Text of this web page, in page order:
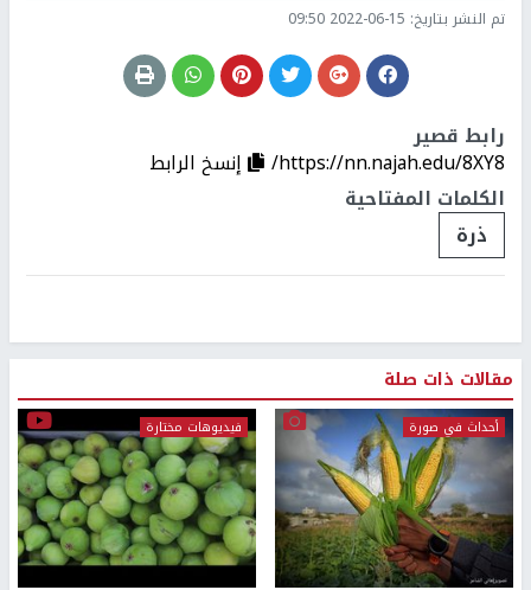
تم النشر بتاريخ: 2022-06-15 09:50
رابط قصير
https://nn.najah.edu/8XY8/
إنسخ الرابط
الكلمات المفتاحية
ذرة
مقالات ذات صلة
أحداث في صورة فيديوهات مختارة